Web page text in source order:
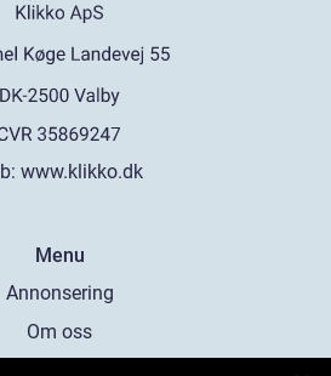
www.klikko.dk
Menu
Annonsering
Om oss